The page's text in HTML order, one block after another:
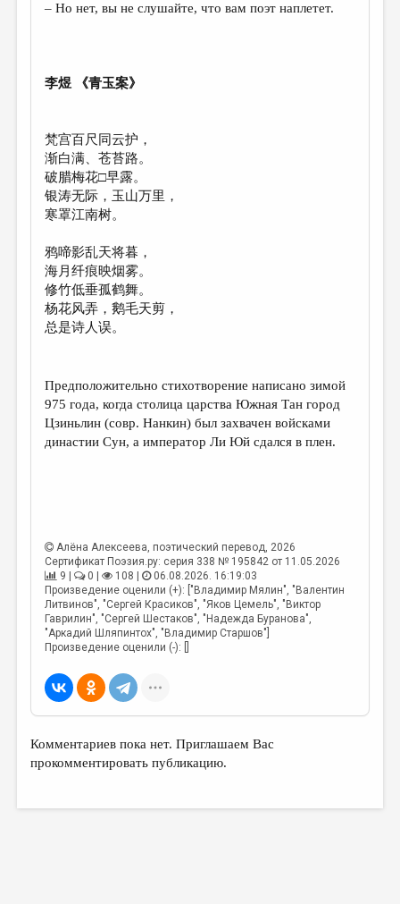
КОЛОНКА РЕДАКТОРА
ОТ РЕДАКЦИИ
ЭССЕИСТИКА
ЛИТЕРАТУРОВЕДЕНИЕ
КУЛЬТУРОВЕДЕНИЕ
РЕЦЕНЗИРОВАНИЕ
ЦИКЛЫ ПУБЛИКАЦИЙ
ТРЕДИАКОВСКИЙ
ВКОНТАКТЕ
– Но нет, вы не слушайте, что вам поэт наплетет.
李煜 《青玉案》
梵宫百尺同云护，
渐白满、苍苔路。
破腊梅花□早露。
银涛无际，玉山万里，
寒罩江南树。
鸦啼影乱天将暮，
海月纤痕映烟雾。
修竹低垂孤鹤舞。
杨花风弄，鹅毛天剪，
总是诗人误。
Предположительно стихотворение написано зимой
975 года, когда столица царства Южная Тан город
Цзиньлин (совр. Нанкин) был захвачен войсками
династии Сун, а император Ли Юй сдался в плен.
Алёна Алексеева, поэтический перевод, 2026
Сертификат Поэзия.ру: серия 338 № 195842 от 11.05.2026
9 |
0 | 108 |
06.08.2026. 16:19:03
Произведение оценили (+): ["Владимир Мялин", "Валентин
Литвинов", "Сергей Красиков", "Яков Цемель", "Виктор
Гаврилин", "Сергей Шестаков", "Надежда Буранова",
"Аркадий Шляпинтох", "Владимир Старшов"]
Произведение оценили (-): []
Комментариев пока нет. Приглашаем Вас
прокомментировать публикацию.